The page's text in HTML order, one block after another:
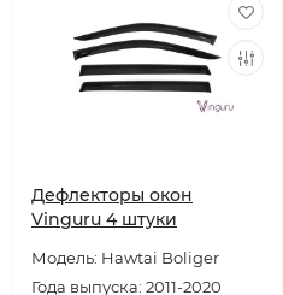
Дефлекторы окон
Vinguru 4 штуки
Модель: Hawtai Boliger
Года выпуска: 2011-2020